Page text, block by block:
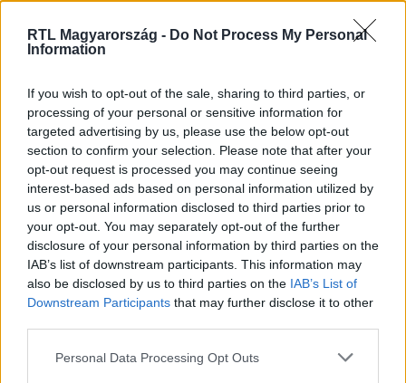
RTL Magyarország - Do Not Process My Personal
Information
If you wish to opt-out of the sale, sharing to third parties, or
processing of your personal or sensitive information for
targeted advertising by us, please use the below opt-out
section to confirm your selection. Please note that after your
opt-out request is processed you may continue seeing
interest-based ads based on personal information utilized by
us or personal information disclosed to third parties prior to
your opt-out. You may separately opt-out of the further
disclosure of your personal information by third parties on the
IAB’s list of downstream participants. This information may
also be disclosed by us to third parties on the IAB’s List of
Downstream Participants that may further disclose it to other
Please note that this website/app uses one or more Google
Personal Data Processing Opt Outs
Kövess minket, és értesülj a friss hírekről a
Facebookon is!